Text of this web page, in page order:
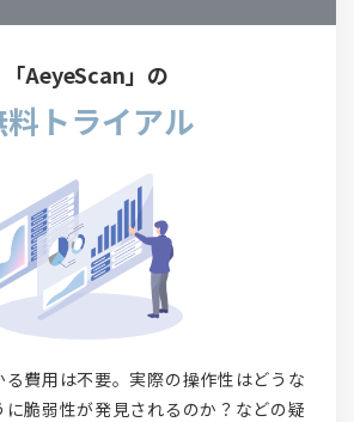
「AeyeScan」の
料トライアル
る費用は不要。実際の操作性はどうな
脆弱性が発見されるのか？などの疑